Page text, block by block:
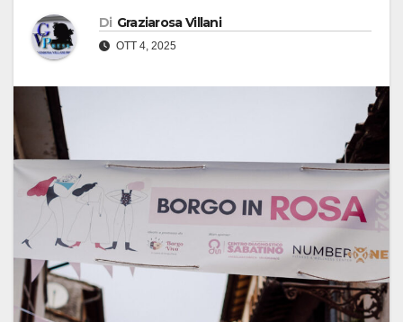
Di Graziarosa Villani
OTT 4, 2025